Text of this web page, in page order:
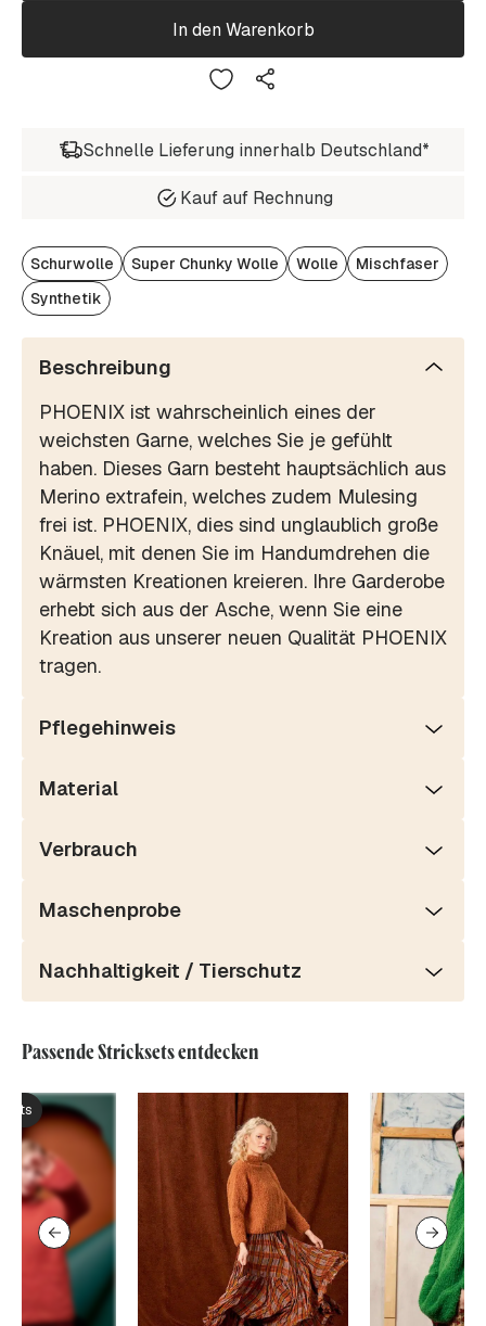
In den Warenkorb
Schnelle Lieferung innerhalb Deutschland*
Kauf auf Rechnung
Schurwolle Super Chunky Wolle Wolle
Mischfaser
Synthetik
Beschreibung
PHOENIX ist wahrscheinlich eines der
weichsten Garne, welches Sie je gefühlt
haben. Dieses Garn besteht hauptsächlich aus
Merino extrafein, welches zudem Mulesing
frei ist. PHOENIX, dies sind unglaublich große
Knäuel, mit denen Sie im Handumdrehen die
wärmsten Kreationen kreieren. Ihre Garderobe
erhebt sich aus der Asche, wenn Sie eine
Kreation aus unserer neuen Qualität PHOENIX
tragen.
Pflegehinweis
Material
Verbrauch
Maschenprobe
Nachhaltigkeit / Tierschutz
Passende Stricksets entdecken